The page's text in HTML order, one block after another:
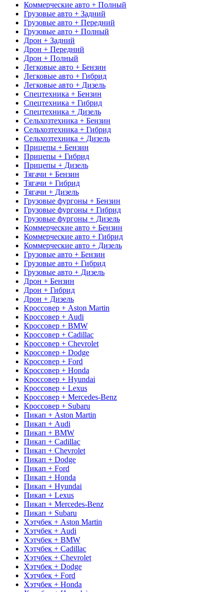
Коммерческие авто + Полный
Грузовые авто + Задний
Грузовые авто + Передний
Грузовые авто + Полный
Дрон + Задний
Дрон + Передний
Дрон + Полный
Легковые авто + Бензин
Легковые авто + Гибрид
Легковые авто + Дизель
Спецтехника + Бензин
Спецтехника + Гибрид
Спецтехника + Дизель
Сельхозтехника + Бензин
Сельхозтехника + Гибрид
Сельхозтехника + Дизель
Прицепы + Бензин
Прицепы + Гибрид
Прицепы + Дизель
Тягачи + Бензин
Тягачи + Гибрид
Тягачи + Дизель
Грузовые фургоны + Бензин
Грузовые фургоны + Гибрид
Грузовые фургоны + Дизель
Коммерческие авто + Бензин
Коммерческие авто + Гибрид
Коммерческие авто + Дизель
Грузовые авто + Бензин
Грузовые авто + Гибрид
Грузовые авто + Дизель
Дрон + Бензин
Дрон + Гибрид
Дрон + Дизель
Кроссовер + Aston Martin
Кроссовер + Audi
Кроссовер + BMW
Кроссовер + Cadillac
Кроссовер + Chevrolet
Кроссовер + Dodge
Кроссовер + Ford
Кроссовер + Honda
Кроссовер + Hyundai
Кроссовер + Lexus
Кроссовер + Mercedes-Benz
Кроссовер + Subaru
Пикап + Aston Martin
Пикап + Audi
Пикап + BMW
Пикап + Cadillac
Пикап + Chevrolet
Пикап + Dodge
Пикап + Ford
Пикап + Honda
Пикап + Hyundai
Пикап + Lexus
Пикап + Mercedes-Benz
Пикап + Subaru
Хэтчбек + Aston Martin
Хэтчбек + Audi
Хэтчбек + BMW
Хэтчбек + Cadillac
Хэтчбек + Chevrolet
Хэтчбек + Dodge
Хэтчбек + Ford
Хэтчбек + Honda